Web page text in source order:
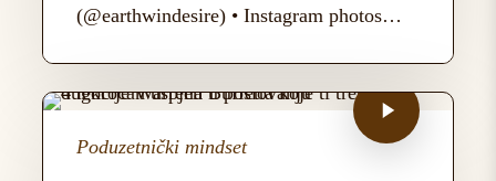
(@earthwindesire) • Instagram photos…
Poduzetnički mindset